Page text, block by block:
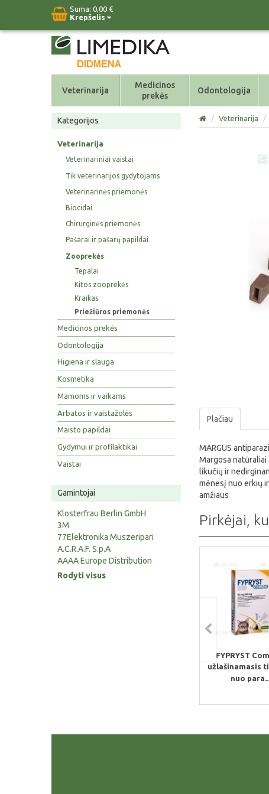
Suma: 0,00 €
Krepšelis
Veterinarija
Medicinos
prekės
Odontologija
Kategorijos
Veterinarija
Veterinariniai vaistai
Tik veterinarijos gydytojams
Veterinarinės priemonės
Biocidai
Chirurginės priemonės
Pašarai ir pašarų papildai
Zooprekės
Tepalai
Kitos zooprekės
Kraikas
Priežiūros priemonės
Medicinos prekės
Odontologija
Higiena ir slauga
Kosmetika
Mamoms ir vaikams
Arbatos ir vaistažolės
Maisto papildai
Gydymui ir profilaktikai
Vaistai
Gamintojai
Klosterfrau Berlin GmbH
3M
77Elektronika Muszeripari
A.C.R.A.F. S.p.A
AAAA Europe Distribution
Rodyti visus
/ Veterinarija /
Plačiau
MARGUS
Margosa
likučių ir
mėnesį nuo erkių
amžiaus
Pirkėjai,
FYPRYST
užlašinamasis
nuo para...